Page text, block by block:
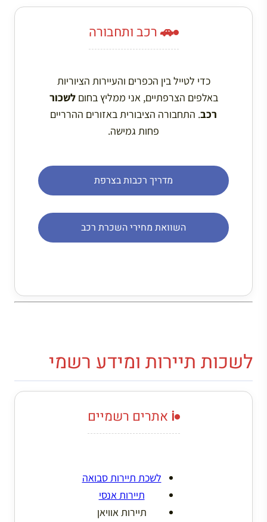
🚗 רכב ותחבורה
כדי לטייל בין הכפרים והעיירות הציוריות
באלפים הצרפתיים, אני ממליץ בחוםלשכור
רכב. התחבורה הציבורית באזורים ההרריים
פחות גמישה.
מדריך רכבות בצרפת
השוואת מחירי השכרת רכב
לשכות תיירות ומידע רשמי
ℹ️ אתרים רשמיים
לשכת תיירות סבואה
תיירות אנסי
תיירות אוויאן